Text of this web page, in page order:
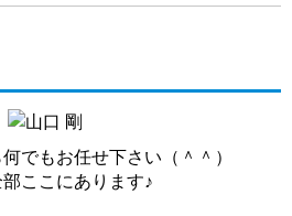
でもお任せ下さい（＾＾）
ここにあります♪